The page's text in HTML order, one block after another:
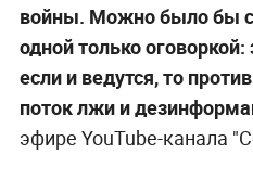
войны. Можно было бы с
одной только
если и ведутся, то
поток лжи и
эфире YouTube-канала